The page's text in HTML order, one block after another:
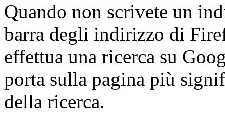
Quando non scrivete un
barra degli indirizzo di
effettua una ricerca su
porta sulla pagina più
della ricerca.